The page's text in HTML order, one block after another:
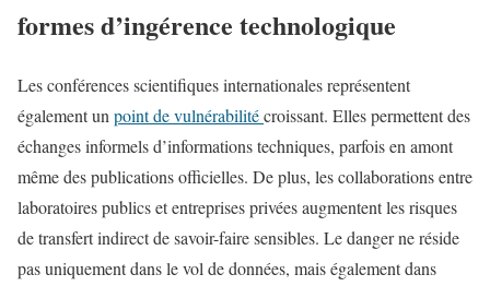
formes d’ingérence technologique
Les conférences scientifiques internationales représentent
également unpoint de vulnérabilitécroissant. Elles permettent des
échanges informels d’informations techniques, parfois en amont
même des publications officielles. De plus, les collaborations entre
laboratoires publics et entreprises privées augmentent les risques
de transfert indirect de savoir-faire sensibles. Le danger ne réside
pas uniquement dans le vol de données, mais également dans